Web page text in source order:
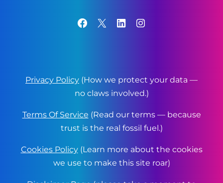
Facebook X LinkedIn Instagram
Privacy Policy (How we protect your data —
no claws involved.)
Terms Of Service (Read our terms — because
trust is the real fossil fuel.)
Cookies Policy(Learn more about the cookies
we use to make this site roar)